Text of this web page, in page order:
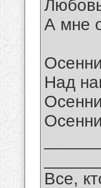
А мне
Над
Все,